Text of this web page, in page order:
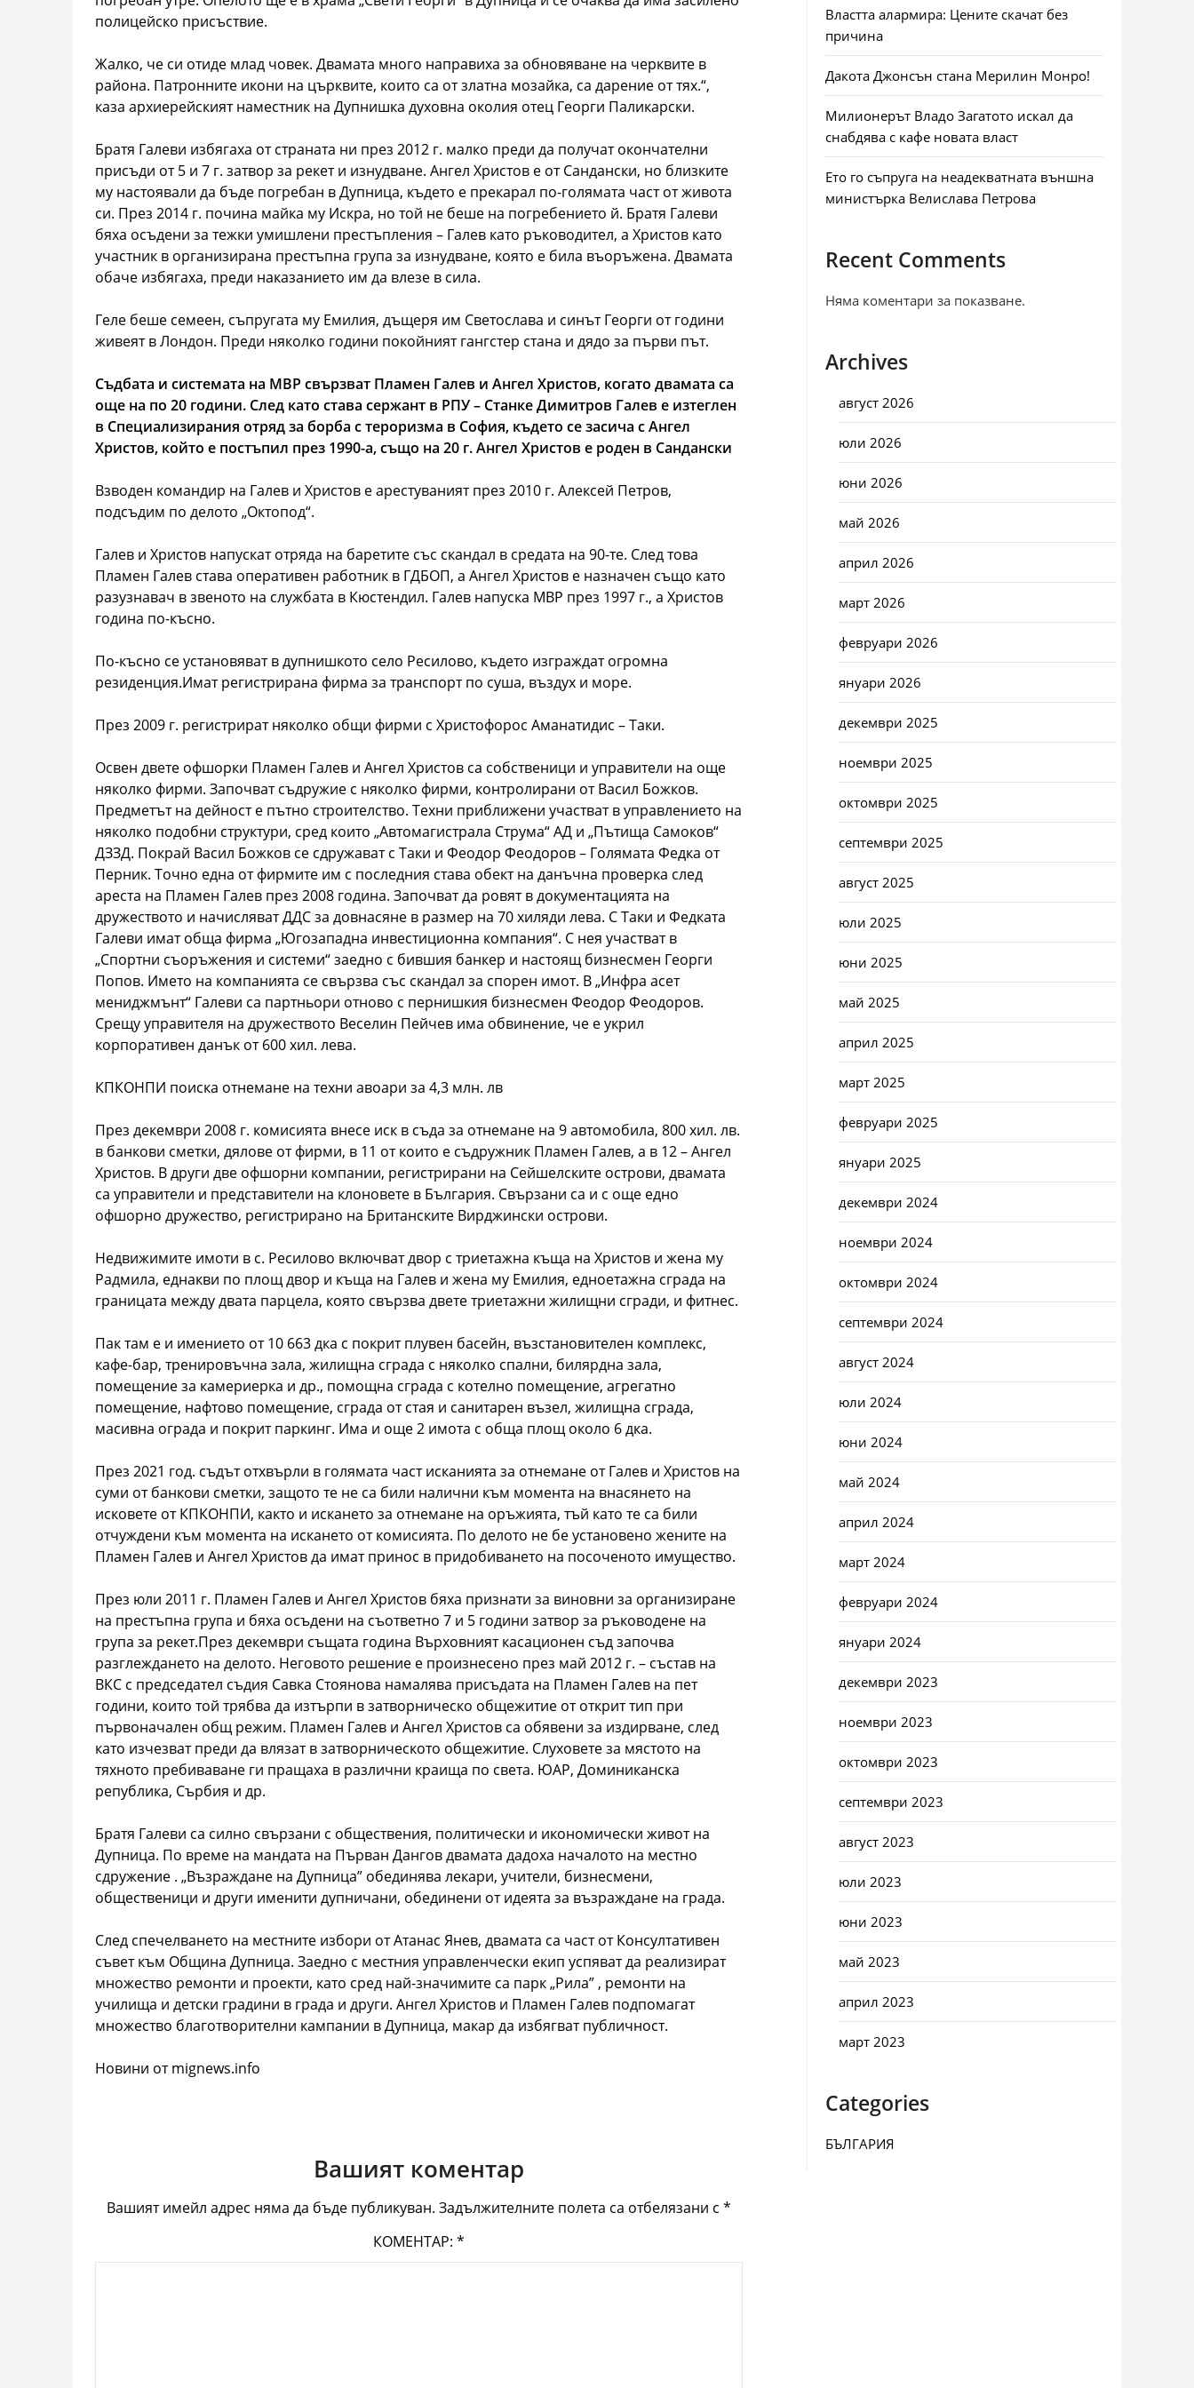
полицейско присъствие.
Жалко, че си отиде млад човек. Двамата много направиха за обновяване на черквите в
района. Патронните икони на църквите, които са от златна мозайка, са дарение от тях.“,
каза архиерейският наместник на Дупнишка духовна околия отец Георги Паликарски.
Братя Галеви избягаха от страната ни през 2012 г. малко преди да получат окончателни
присъди от 5 и 7 г. затвор за рекет и изнудване. Ангел Христов е от Сандански, но близките
му настоявали да бъде погребан в Дупница, където е прекарал по-голямата част от живота
си. През 2014 г. почина майка му Искра, но той не беше на погребението й. Братя Галеви
бяха осъдени за тежки умишлени престъпления – Галев като ръководител, а Христов като
участник в организирана престъпна група за изнудване, която е била въоръжена. Двамата
обаче избягаха, преди наказанието им да влезе в сила.
Геле беше семеен, съпругата му Емилия, дъщеря им Светослава и синът Георги от години
живеят в Лондон. Преди няколко години покойният гангстер стана и дядо за първи път.
Съдбата и системата на МВР свързват Пламен Галев и Ангел Христов, когато двамата са
още на по 20 години. След като става сержант в РПУ – Станке Димитров Галев е изтеглен
в Специализирания отряд за борба с тероризма в София, където се засича с Ангел
Христов, който е постъпил през 1990-а, също на 20 г. Ангел Христов е роден в Сандански
Взводен командир на Галев и Христов е арестуваният през 2010 г. Алексей Петров,
подсъдим по делото „Октопод“.
Галев и Христов напускат отряда на баретите със скандал в средата на 90-те. След това
Пламен Галев става оперативен работник в ГДБОП, а Ангел Христов е назначен също като
разузнавач в звеното на службата в Кюстендил. Галев напуска МВР през 1997 г., а Христов
година по-късно.
По-късно се установяват в дупнишкото село Ресилово, където изграждат огромна
резиденция.Имат регистрирана фирма за транспорт по суша, въздух и море.
През 2009 г. регистрират няколко общи фирми с Христофорос Аманатидис – Таки.
Освен двете офшорки Пламен Галев и Ангел Христов са собственици и управители на още
няколко фирми. Започват съдружие с няколко фирми, контролирани от Васил Божков.
Предметът на дейност е пътно строителство. Техни приближени участват в управлението на
няколко подобни структури, сред които „Автомагистрала Струма“ АД и „Пътища Самоков“
ДЗЗД. Покрай Васил Божков се сдружават с Таки и Феодор Феодоров – Голямата Федка от
Перник. Точно една от фирмите им с последния става обект на данъчна проверка след
ареста на Пламен Галев през 2008 година. Започват да ровят в документацията на
дружеството и начисляват ДДС за довнасяне в размер на 70 хиляди лева. С Таки и Федката
Галеви имат обща фирма „Югозападна инвестиционна компания“. С нея участват в
„Спортни съоръжения и системи“ заедно с бившия банкер и настоящ бизнесмен Георги
Попов. Името на компанията се свързва със скандал за спорен имот. В „Инфра асет
мениджмънт“ Галеви са партньори отново с пернишкия бизнесмен Феодор Феодоров.
Срещу управителя на дружеството Веселин Пейчев има обвинение, че е укрил
корпоративен данък от 600 хил. лева.
КПКОНПИ поиска отнемане на техни авоари за 4,3 млн. лв
През декември 2008 г. комисията внесе иск в съда за отнемане на 9 автомобила, 800 хил. лв.
в банкови сметки, дялове от фирми, в 11 от които е съдружник Пламен Галев, а в 12 – Ангел
Христов. В други две офшорни компании, регистрирани на Сейшелските острови, двамата
са управители и представители на клоновете в България. Свързани са и с още едно
офшорно дружество, регистрирано на Британските Вирджински острови.
Недвижимите имоти в с. Ресилово включват двор с триетажна къща на Христов и жена му
Радмила, еднакви по площ двор и къща на Галев и жена му Емилия, едноетажна сграда на
границата между двата парцела, която свързва двете триетажни жилищни сгради, и фитнес.
Пак там е и имението от 10 663 дка с покрит плувен басейн, възстановителен комплекс,
кафе-бар, тренировъчна зала, жилищна сграда с няколко спални, билярдна зала,
помещение за камериерка и др., помощна сграда с котелно помещение, агрегатно
помещение, нафтово помещение, сграда от стая и санитарен възел, жилищна сграда,
масивна ограда и покрит паркинг. Има и още 2 имота с обща площ около 6 дка.
През 2021 год. съдът отхвърли в голямата част исканията за отнемане от Галев и Христов на
суми от банкови сметки, защото те не са били налични към момента на внасянето на
исковете от КПКОНПИ, както и искането за отнемане на оръжията, тъй като те са били
отчуждени към момента на искането от комисията. По делото не бе установено жените на
Пламен Галев и Ангел Христов да имат принос в придобиването на посоченото имущество.
През юли 2011 г. Пламен Галев и Ангел Христов бяха признати за виновни за организиране
на престъпна група и бяха осъдени на съответно 7 и 5 години затвор за ръководене на
група за рекет.През декември същата година Върховният касационен съд започва
разглеждането на делото. Неговото решение е произнесено през май 2012 г. – състав на
ВКС с председател съдия Савка Стоянова намалява присъдата на Пламен Галев на пет
години, които той трябва да изтърпи в затворническо общежитие от открит тип при
първоначален общ режим. Пламен Галев и Ангел Христов са обявени за издирване, след
като изчезват преди да влязат в затворническото общежитие. Слуховете за мястото на
тяхното пребиваване ги пращаха в различни краища по света. ЮАР, Доминиканска
република, Сърбия и др.
Братя Галеви са силно свързани с обществения, политически и икономически живот на
Дупница. По време на мандата на Първан Дангов двамата дадоха началото на местно
сдружение . „Възраждане на Дупница” обединява лекари, учители, бизнесмени,
общественици и други именити дупничани, обединени от идеята за възраждане на града.
След спечелването на местните избори от Атанас Янев, двамата са част от Консултативен
съвет към Община Дупница. Заедно с местния управленчески екип успяват да реализират
множество ремонти и проекти, като сред най-значимите са парк „Рила” , ремонти на
училища и детски градини в града и други. Ангел Христов и Пламен Галев подпомагат
множество благотворителни кампании в Дупница, макар да избягват публичност.
Новини от mignews.info
Вашият коментар
Вашият имейл адрес няма да бъде публикуван. Задължителните полета са отбелязани с *
КОМЕНТАР: *
Властта алармира: Цените скачат без
причина
Дакота Джонсън стана Мерилин Монро!
Милионерът Владо Загатото искал да
снабдява с кафе новата власт
Ето го съпруга на неадекватната външна
министърка Велислава Петрова
Recent Comments
Няма коментари за показване.
Archives
август 2026
юли 2026
юни 2026
май 2026
април 2026
март 2026
февруари 2026
януари 2026
декември 2025
ноември 2025
октомври 2025
септември 2025
август 2025
юли 2025
юни 2025
май 2025
април 2025
март 2025
февруари 2025
януари 2025
декември 2024
ноември 2024
октомври 2024
септември 2024
август 2024
юли 2024
юни 2024
май 2024
април 2024
март 2024
февруари 2024
януари 2024
декември 2023
ноември 2023
октомври 2023
септември 2023
август 2023
юли 2023
юни 2023
май 2023
април 2023
март 2023
Categories
БЪЛГАРИЯ